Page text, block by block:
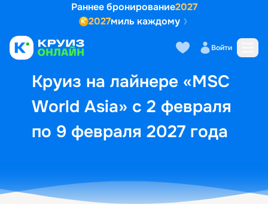
Раннее бронирование2027
2027миль каждому
Войти
Круиз на лайнере «MSC
World Asia» с 2 февраля
по 9 февраля 2027 года
Выбор кают Маршрут и